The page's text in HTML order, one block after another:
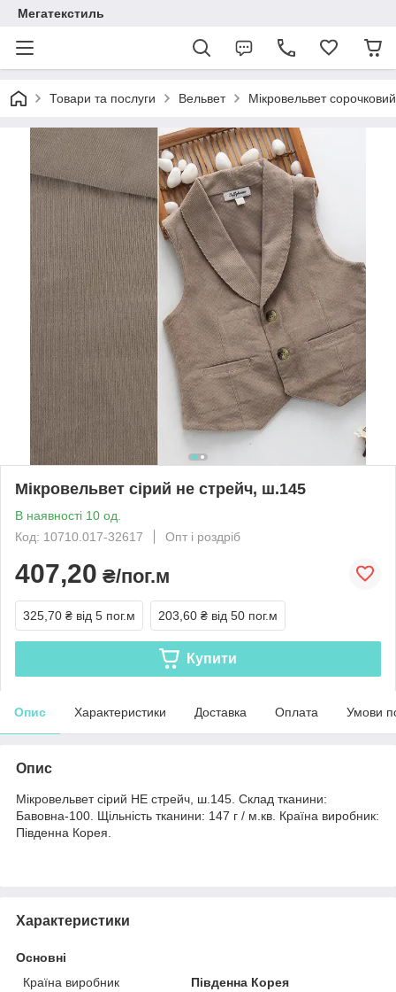
Мегатекстиль
Товари та послуги Вельвет Мікровельвет сорочковий
Мікровельвет сірий не стрейч, ш.145
В наявності 10 од.
Код: 10710.017-32617
Опт і роздріб
407,20 ₴/пог.м
325,70 ₴ від 5 пог.м 203,60 ₴ від 50 пог.м
Купити
Опис Характеристики Доставка Оплата Умови
Опис
Мікровельвет сірий НЕ стрейч, ш.145. Склад тканини:
Бавовна-100. Щільність тканини: 147 г / м.кв. Країна виробник:
Південна Корея.
Характеристики
Основні
Країна виробник
Південна Корея